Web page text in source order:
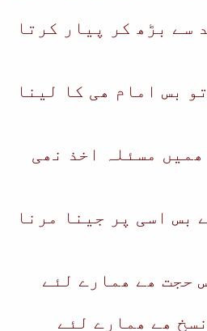
سے بڑھ کر پیار کرتا
بس امام ھی کا لینا
مسئلہ اخذ نھی
بس اسی پر جینا مرنا
حجت ھے ھمارے لئے
ھے ھمارے لئے